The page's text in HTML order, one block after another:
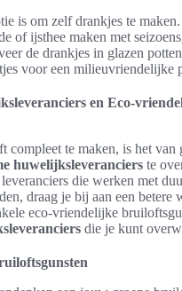
is om zelf drankjes te
of ijsthee maken met
de drankjes in glazen
voor een milieuvriendelijke
en Eco-
compleet te maken, is het van
huwelijksleveranciers te
die werken met
draag je bij aan een betere
eco-vriendelijke
die je kunt